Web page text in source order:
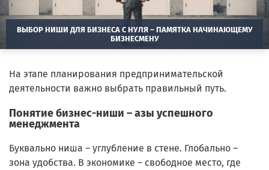
ВЫБОР НИШИ ДЛЯ БИЗНЕСА С НУЛЯ – ПАМЯТКА НАЧИНАЮЩЕМУ
БИЗНЕСМЕНУ
На этапе планирования предпринимательской
деятельности важно выбрать правильный путь.
Понятие бизнес-ниши – азы успешного
менеджмента
Буквально ниша – углубление в стене. Глобально –
зона удобства. В экономике – свободное место, где